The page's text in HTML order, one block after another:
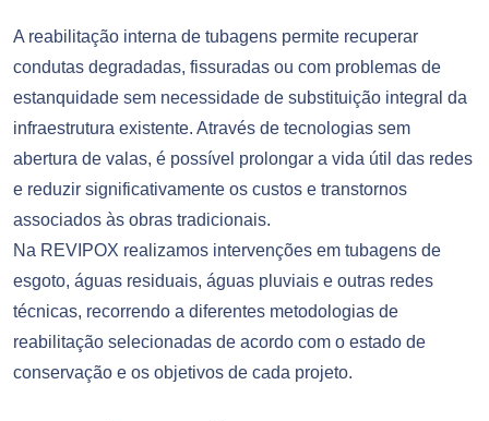
A reabilitação interna de tubagens permite recuperar
condutas degradadas, fissuradas ou com problemas de
estanquidade sem necessidade de substituição integral da
infraestrutura existente. Através de tecnologias sem
abertura de valas, é possível prolongar a vida útil das redes
e reduzir significativamente os custos e transtornos
associados às obras tradicionais.
Na REVIPOX realizamos intervenções em tubagens de
esgoto, águas residuais, águas pluviais e outras redes
técnicas, recorrendo a diferentes metodologias de
reabilitação selecionadas de acordo com o estado de
conservação e os objetivos de cada projeto.